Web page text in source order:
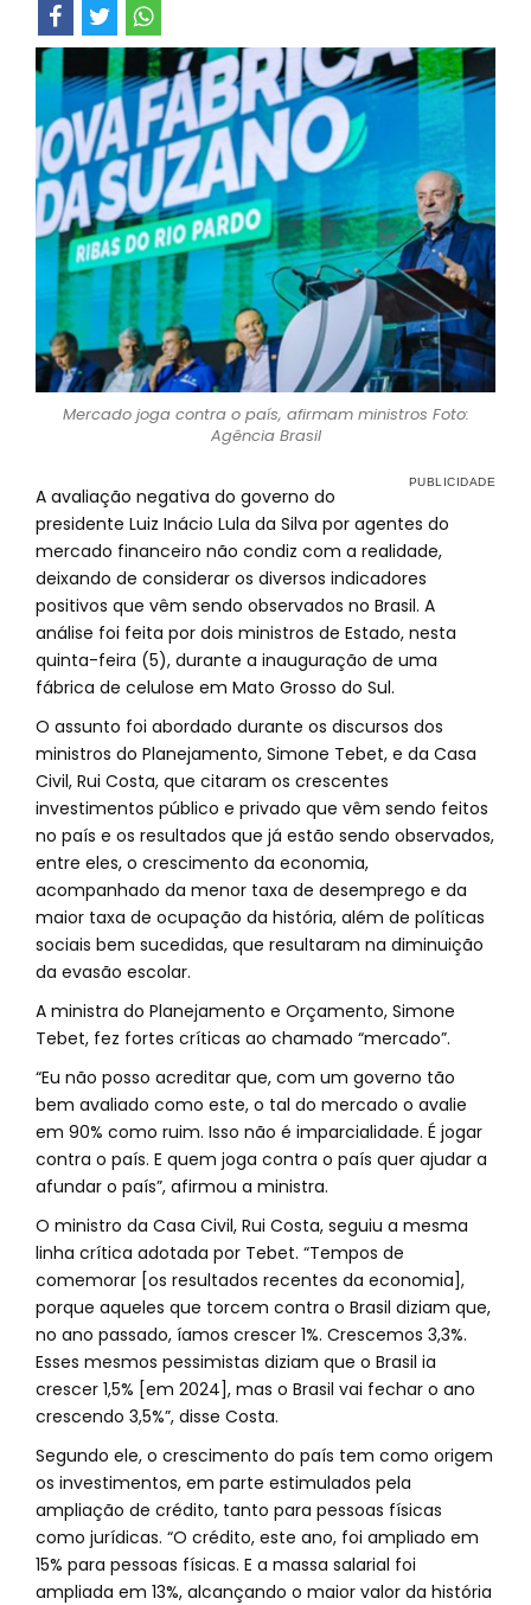
Mercado joga contra o país, afirmam ministros Foto:
Agência Brasil
A avaliação negativa do governo do
presidente Luiz Inácio Lula da Silva por agentes do
mercado financeiro não condiz com a realidade,
deixando de considerar os diversos indicadores
positivos que vêm sendo observados no Brasil. A
análise foi feita por dois ministros de Estado, nesta
quinta-feira (5), durante a inauguração de uma
fábrica de celulose em Mato Grosso do Sul.
O assunto foi abordado durante os discursos dos
ministros do Planejamento, Simone Tebet, e da Casa
Civil, Rui Costa, que citaram os crescentes
investimentos público e privado que vêm sendo feitos
no país e os resultados que já estão sendo observados,
entre eles, o crescimento da economia,
acompanhado da menor taxa de desemprego e da
maior taxa de ocupação da história, além de políticas
sociais bem sucedidas, que resultaram na diminuição
da evasão escolar.
A ministra do Planejamento e Orçamento, Simone
Tebet, fez fortes críticas ao chamado “mercado”.
“Eu não posso acreditar que, com um governo tão
bem avaliado como este, o tal do mercado o avalie
em 90% como ruim. Isso não é imparcialidade. É jogar
contra o país. E quem joga contra o país quer ajudar a
afundar o país”, afirmou a ministra.
O ministro da Casa Civil, Rui Costa, seguiu a mesma
linha crítica adotada por Tebet. “Tempos de
comemorar [os resultados recentes da economia],
porque aqueles que torcem contra o Brasil diziam que,
no ano passado, íamos crescer 1%. Crescemos 3,3%.
Esses mesmos pessimistas diziam que o Brasil ia
crescer 1,5% [em 2024], mas o Brasil vai fechar o ano
crescendo 3,5%”, disse Costa.
Segundo ele, o crescimento do país tem como origem
os investimentos, em parte estimulados pela
ampliação de crédito, tanto para pessoas físicas
como jurídicas. “O crédito, este ano, foi ampliado em
15% para pessoas físicas. E a massa salarial foi
ampliada em 13%, alcançando o maior valor da história